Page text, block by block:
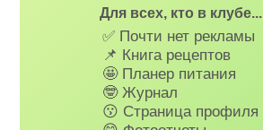
Для всех, кто в клубе...
✅ Почти нет рекламы
📌 Книга рецептов
🤩 Планер питания
🤓 Журнал
😗 Страница профиля